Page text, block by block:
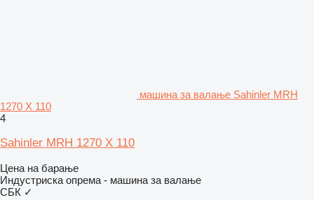
машина за валање Sahinler MRH
1270 X 110
4
Sahinler MRH 1270 X 110
Цена на барање
Индустриска опрема - машина за валање
СБК ✓